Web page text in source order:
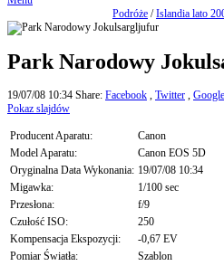
Podróże /Islandia lato
Park Narodowy
19/07/08 10:34 Share: Facebook , Twitter ,
Pokaz slajdów
Producent Aparatu:
Canon
Model Aparatu:
Canon EOS 5D
Oryginalna Data Wykonania: 19/07/08 10:34
Migawka:
1/100 sec
Przesłona:
f/9
Czułość ISO:
250
Kompensacja Ekspozycji:
-0,67 EV
Pomiar Światła:
Szablon